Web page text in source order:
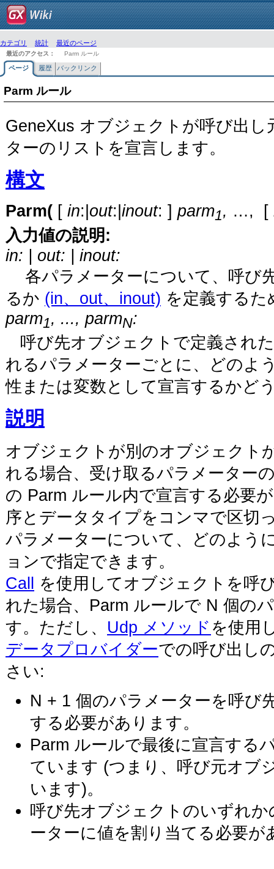
カテゴリ 統計
最近のページ
最近のアクセス：
Parm ルール
ページ 履歴 バックリンク
Parm ルール
GeneXus オブジェクトが呼び出
ターのリストを宣言します。
構文
Parm( [ in:| out:| inout: ] parm1, …, [
入力値の説明:
in: | out: | inout:
各パラメーターについて、呼び
るか (in、out、inout) を定義するた
parm1, ..., parmN:
呼び先オブジェクトで定義され
れるパラメーターごとに、どのよ
性または変数として宣言するかど
説明
オブジェクトが別のオブジェクト
れる場合、受け取るパラメーター
の Parm ルール内で宣言する必要
序とデータタイプをコンマで区切
パラメーターについて、どのよう
ョンで指定できます。
Call
を使用してオブジェクトを呼
れた場合、Parm ルールで N 個の
す。ただし、 Udp メソッド を使用
データプロバイダーでの呼び出し
さい:
N + 1 個のパラメーターを呼び
する必要があります。
Parm ルールで最後に宣言する
ています (つまり、呼び元オブ
います)。
呼び先オブジェクトのいずれ
ーターに値を割り当てる必要が